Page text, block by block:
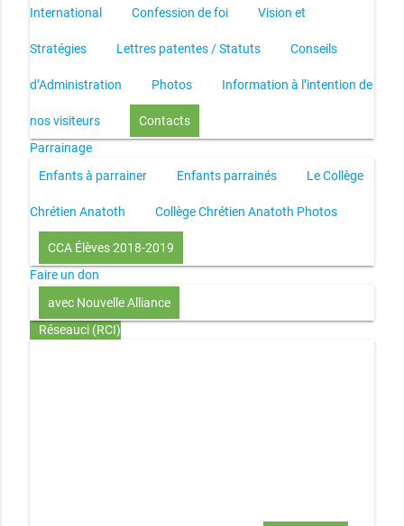
International Confession de foi Vision et
Stratégies Lettres patentes / Statuts Conseils
d’Administration Photos Information à l’intention de
nos visiteurs
Contacts
Parrainage
Enfants à parrainer
Enfants parrainés Le Collège
Chrétien Anatoth Collège Chrétien Anatoth Photos
CCA Élèves 2018-2019
Faire un don
avec Nouvelle Alliance
Réseauci (RCI)